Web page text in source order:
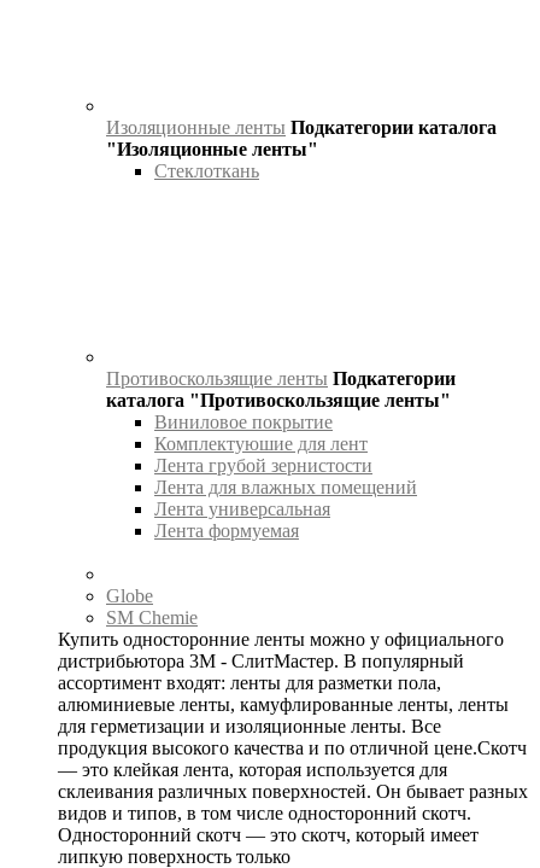
Изоляционные ленты Подкатегории каталога
"Изоляционные ленты"
Стеклоткань
Противоскользящие ленты Подкатегории
каталога "Противоскользящие ленты"
Виниловое покрытие
Комплектуюшие для лент
Лента грубой зернистости
Лента для влажных помещений
Лента универсальная
Лента формуемая
Globe
SM Chemie
Купить односторонние ленты можно у официального
дистрибьютора 3М - СлитМастер. В популярный
ассортимент входят: ленты для разметки пола,
алюминиевые ленты, камуфлированные ленты, ленты
для герметизации и изоляционные ленты. Все
продукция высокого качества и по отличной цене.Скотч
— это клейкая лента, которая используется для
склеивания различных поверхностей. Он бывает разных
видов и типов, в том числе односторонний скотч.
Односторонний скотч — это скотч, который имеет
липкую поверхность только